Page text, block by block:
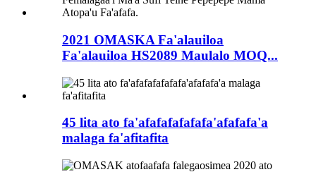
2021 OMASKA Fa'alauiloa
Fa'alauiloa HS2089 Maulalo MOQ...
45 lita ato fa'afafafafafafa'afafafa'a
malaga fa'afitafita